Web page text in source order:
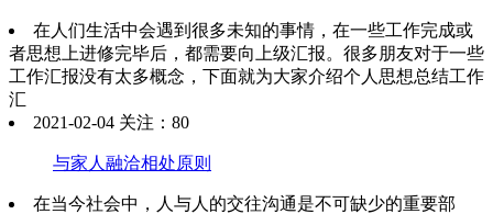
在人们生活中会遇到很多未知的事情，在一些工作完成或
者思想上进修完毕后，都需要向上级汇报。很多朋友对于一些
工作汇报没有太多概念，下面就为大家介绍个人思想总结工作
汇
2021-02-04 关注：80
与家人融洽相处原则
在当今社会中，人与人的交往沟通是不可缺少的重要部